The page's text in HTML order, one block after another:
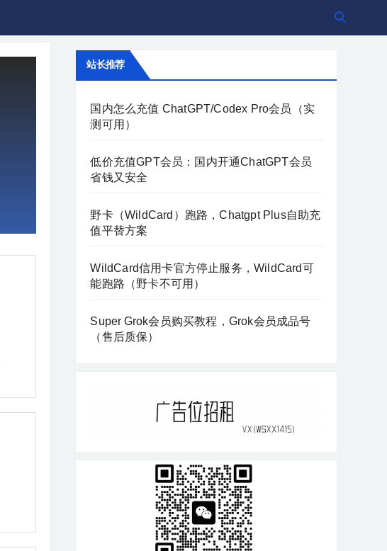
站长推荐
国内怎么充值 ChatGPT/Codex Pro会员（实
测可用）
低价充值GPT会员：国内开通ChatGPT会员
省钱又安全
野卡（WildCard）跑路，Chatgpt Plus自助充
值平替方案
WildCard信用卡官方停止服务，WildCard可
能跑路（野卡不可用）
Super Grok会员购买教程，Grok会员成品号
（售后质保）